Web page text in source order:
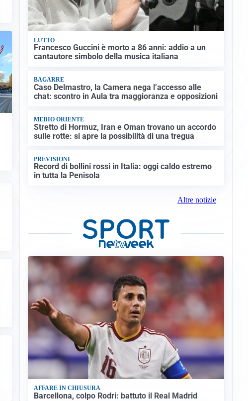
LUTTO
Francesco Guccini è morto a 86 anni: addio a un
cantautore simbolo della musica italiana
BAGARRE
Caso Delmastro, la Camera nega l’accesso alle
chat: scontro in Aula tra maggioranza e opposizioni
MEDIO ORIENTE
Stretto di Hormuz, Iran e Oman trovano un accordo
sulle rotte: si apre la possibilità di una tregua
PREVISIONI
Record di bollini rossi in Italia: oggi caldo estremo
in tutta la Penisola
Altre notizie
AFFARE IN CHIUSURA
Barcellona, colpo Rodri: battuto il Real Madrid